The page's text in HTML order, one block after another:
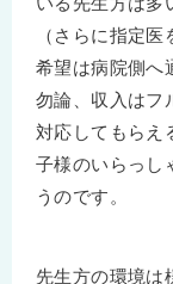
（さらに指定
希望は病院側へ
勿論、収入はフ
対応してもらえ
子様のいらっし
うのです。
先生方の環境は